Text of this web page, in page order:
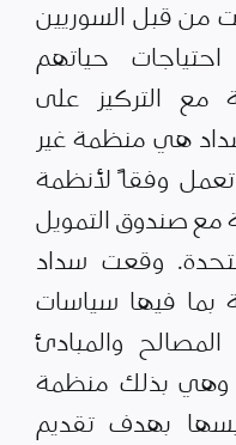
من قبل السوريين
حياتهم
مع التركيز على
سداد هي منظمة غير
وفقاً لأنظمة
مع صندوق التمويل
وقعت سداد
بما فيها سياسات
والمبادئ
وهي بذلك منظمة
بهدف تقديم